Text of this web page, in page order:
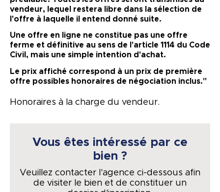
vendeur, lequel restera libre dans la sélection de
l'offre à laquelle il entend donné suite.
Une offre en ligne ne constitue pas une offre
ferme et définitive au sens de l'article 1114 du Code
Civil, mais une simple intention d'achat.
Le prix affiché correspond à un prix de première
offre possibles honoraires de négociation inclus."
Honoraires à la charge du vendeur.
Vous êtes intéressé par ce
bien ?
Veuillez contacter l'agence ci-dessous afin
de visiter le bien et de constituer un